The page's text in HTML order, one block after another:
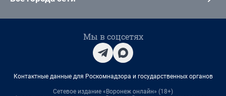
Мы в соцсетях
Контактные данные для Роскомнадзора и государственных органов
Сетевое издание «Воронеж онлайн» (18+)